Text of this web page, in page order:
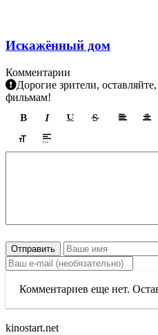
Искажённый дом
Комментарии
Дорогие зрители,
фильмам!
Отправить
Комментариев еще нет.
kinostart.net